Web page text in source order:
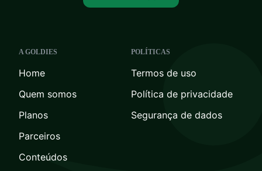
A GOLDIES
Home
Quem somos
Planos
Parceiros
Conteúdos
POLÍTICAS
Termos de uso
Política de privacidade
Segurança de dados